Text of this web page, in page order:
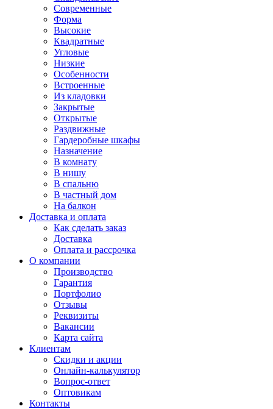
Современные
Форма
Высокие
Квадратные
Угловые
Низкие
Особенности
Встроенные
Из кладовки
Закрытые
Открытые
Раздвижные
Гардеробные шкафы
Назначение
В комнату
В нишу
В спальню
В частный дом
На балкон
Доставка и оплата
Как сделать заказ
Доставка
Оплата и рассрочка
О компании
Производство
Гарантия
Портфолио
Отзывы
Реквизиты
Вакансии
Карта сайта
Клиентам
Скидки и акции
Онлайн-калькулятор
Вопрос-ответ
Оптовикам
Контакты